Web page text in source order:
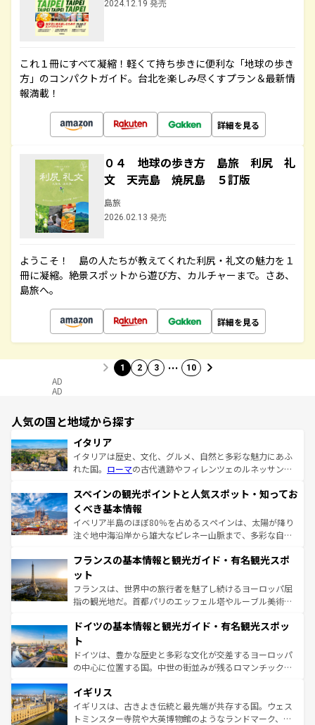
2024.12.19 発売
これ１冊にすべて凝縮！軽くて持ち歩きに便利な「地球の歩き
方」のコンパクトガイド。台北を楽しみ尽くすプラン＆最新情
報満載！
詳細を見る
０４ 地球の歩き方 島旅 利尻 礼
文 天売島 焼尻島 ５訂版
島旅
2026.02.13 発売
ようこそ！ 島の人たちが教えてくれた利尻・礼文の魅力を１
冊に凝縮。絶景スポットから遊び方、カルチャーまで。さあ、
島旅へ。
詳細を見る
1 2 3 … 10
AD
AD
人気の国と地域から探す
イタリア
イタリアは歴史、文化、グルメ、自然と多彩な魅力にあふ
れた国。 ローマの古代遺跡やフィレンツェのルネッサンス
ろん、トスカーナの美しい田園風景やアマルフィ海岸の絶
景など、自然景観も見逃せない。観光の合間には、本場の
ピザやパスタなど、絶品のイタリア料理を堪能することも
できる。朝目覚めてから夜眠るまで、すべての瞬間を楽し
なお、新着のイタリア情報はコンテンツ一覧を参照してほ
しい。
スペインの観光ポイントと人気スポット・知ってお
くべき基本情報
イベリア半島のほぼ80％を占めるスペインは、太陽が降り
注ぐ地中海沿岸から雄大なピレネー山脈まで、多彩な自然
文化が根付くこの国では、情熱的なフラメンコ、熱気あふ
れる闘牛、そして美味しいタパスが生活の一部となってい
る。首都マドリードの洗練された雰囲気や、バルセロナの
アートに溢れた街角から、地方では古代ローマ遺跡や中世
せる。地方によって風土や気候が異なるスペインはその個
ンテンツ一覧 を参照してほしい。
フランスの基本情報と観光ガイド・有名観光スポ
ット
フランスは、世界中の旅行者を魅了し続けるヨーロッパ屈
指の観光地だ。首都パリのエッフェル塔やルーブル美術館
で、幅広い魅力が詰まっている。華麗な宮殿、歴史的な大
聖堂、美しいビーチ、そして豊かな自然が、訪れる者を心
から魅了する。また、フランスは美食の国としても知ら
れ、フランス料理はユネスコ無形文化遺産にも登録されて
香り高いラベンダー畑など、多彩な楽しみ方が可能だ。さ
らに、パリ以外の地域にも魅力が溢れており、どの街角に
も豊かな歴史と文化が息づいている。パリ以外の個性あふ
ドイツの基本情報と観光ガイド・有名観光スポッ
ト
ドイツは、豊かな歴史と多彩な文化が交差するヨーロッパ
の中心に位置する国。中世の街並みが残るロマンチック街
顔を持つこの国は、どこを歩いても飽きることがない。ベ
ルリンの文化的活気、バイエルン州のアルプスの絶景、そ
してライン川沿いのワイン畑といった風景は必見。ビール
イギリス
イギリスは、古きよき伝統と最先端が共存する国。ウェス
トミンスター寺院や大英博物館のようなランドマーク、歴